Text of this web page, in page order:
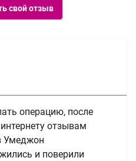
свой отзыв
операцию, после
отзывам
Умеджон
и поверили